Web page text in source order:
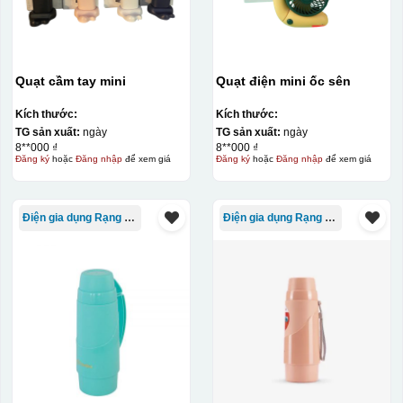
Sổ da
Chai, lọ, ly sứ
Các sản phẩm thủy tinh như lọ hoa thủy tinh,
bình ly thủy tinh,...
Lịch
Catalogue
Bìa menu
Quạt cầm tay mini
Kích thước:
TG sản xuất: ngày
8**000 ₫
Đăng kýhoặc Đăng nhậpđể xem giá
Quạt điện mini ốc sên
Kích thước:
TG sản xuất: ngày
8**000 ₫
Đăng kýhoặc Đăng nhậpđể xem giá
Điện gia dụng Rạng Đông Điện gia dụng Rạng Đông